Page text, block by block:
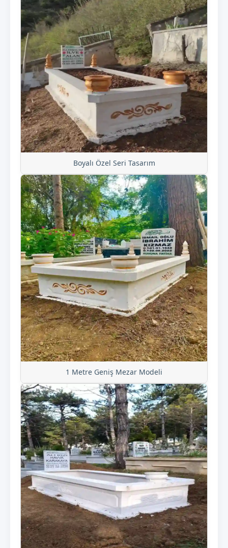
Boyalı Özel Seri Tasarım
1 Metre Geniş Mezar Modeli